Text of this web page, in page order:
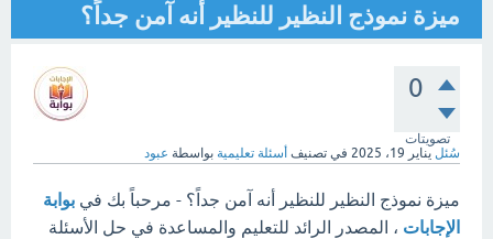
ميزة نموذج النظير للنظير أنه آمن جداً؟
0
تصويتات
سُئل يناير 19، 2025 في تصنيف أسئلة تعليمية بواسطة عبود
ميزة نموذج النظير للنظير أنه آمن جداً؟ - مرحباً بك في بوابة
الإجابات ، المصدر الرائد للتعليم والمساعدة في حل الأسئلة